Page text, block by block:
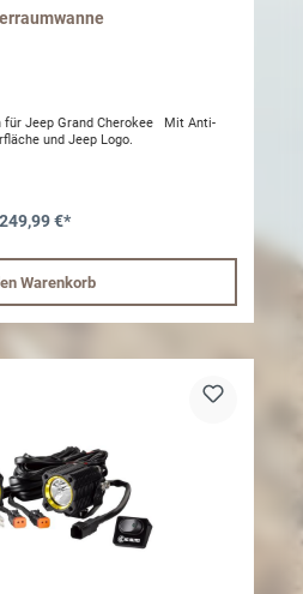
für Jeep Grand Cherokee Mit Anti-
und Jeep Logo.
249,99 €*
Warenkorb